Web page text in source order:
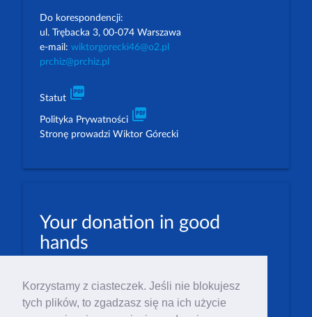
Korzystamy z ciasteczek. Jeśli nie blokujesz
tych plików, to zgadzasz się na ich użycie
Do korespondencji:
ul. Trębacka 3, 00-074 Warszawa
e-mail: wiktorgorecki46@o2.pl
prchiz@prchiz.pl
Statut picture_as_pdf
Polityka Prywatności picture_as_pdf
Stronę prowadzi Wiktor Górecki
Your donation in good
hands
EUR: 23 1600 1462 1884 8633 6000 0004
Numer IBAN: PL23 1 600 1462 1884 8633 6000